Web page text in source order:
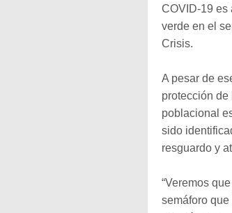
COVID-19 es
verde en el
Crisis.
A pesar de
protección de
poblacional
sido
resguardo y
“Veremos
semáforo